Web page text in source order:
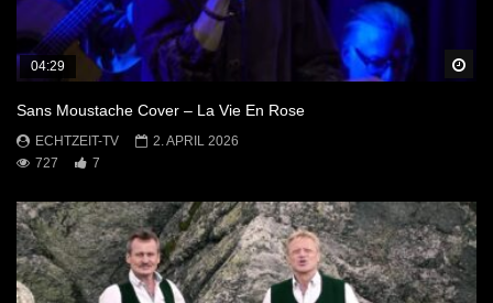
04:29
Sans Moustache Cover – La Vie En Rose
ECHTZEIT-TV
2. APRIL 2026
727
7